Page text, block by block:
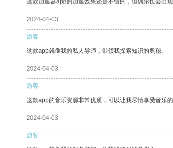
这款加速器app的加速效果还是不错的，但偶尔也会出
2024-04-03
游客
这款app就像我的私人导师，带领我探索知识的奥秘。
2024-04-03
游客
这款app的音乐资源非常优质，可以让我尽情享受音乐的
2024-04-03
游客